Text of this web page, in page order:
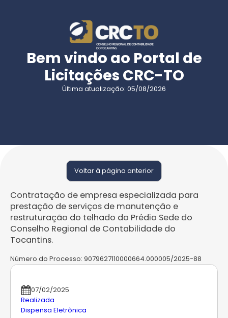
Bem vindo ao Portal de
Licitações CRC-TO
Última atualização: 05/08/2026
Voltar à página anterior
Contratação de empresa especializada para
prestação de serviços de manutenção e
restruturação do telhado do Prédio Sede do
Conselho Regional de Contabilidade do
Tocantins.
Número do Processo: 9079627110000664.000005/2025-88
07/02/2025
Realizada
Dispensa Eletrônica